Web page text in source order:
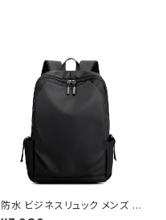
防水 ビジネスリュック メンズ レ
ディース PC対応 大容量 通勤リ